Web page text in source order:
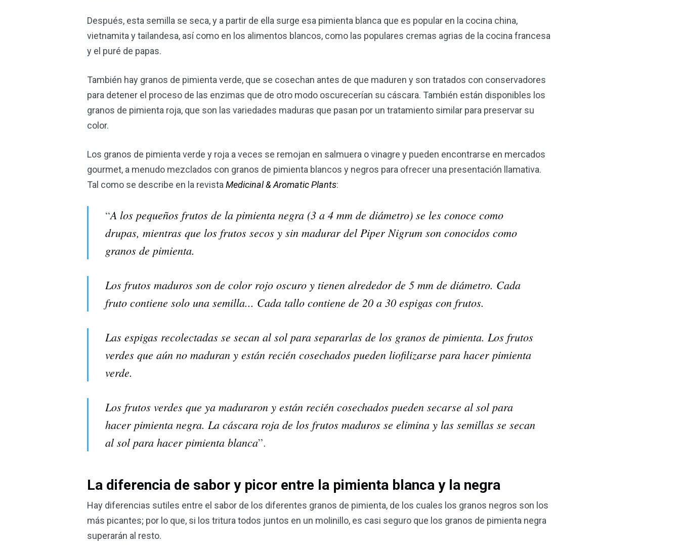
Después, esta semilla se seca, y a partir de ella surge esa pimienta blanca que es popular en la cocina china,
vietnamita y tailandesa, así como en los alimentos blancos, como las populares cremas agrias de la cocina francesa
y el puré de papas.
También hay granos de pimienta verde, que se cosechan antes de que maduren y son tratados con conservadores
para detener el proceso de las enzimas que de otro modo oscurecerían su cáscara. También están disponibles los
granos de pimienta roja, que son las variedades maduras que pasan por un tratamiento similar para preservar su
color.
Los granos de pimienta verde y roja a veces se remojan en salmuera o vinagre y pueden encontrarse en mercados
gourmet, a menudo mezclados con granos de pimienta blancos y negros para ofrecer una presentación llamativa.
Tal como se describe en la revistaMedicinal & Aromatic Plants:
“A los pequeños frutos de la pimienta negra (3 a 4 mm de diámetro) se les conoce como
drupas, mientras que los frutos secos y sin madurar del Piper Nigrum son conocidos como
granos de pimienta.
Los frutos maduros son de color rojo oscuro y tienen alrededor de 5 mm de diámetro. Cada
fruto contiene solo una semilla... Cada tallo contiene de 20 a 30 espigas con frutos.
Las espigas recolectadas se secan al sol para separarlas de los granos de pimienta. Los frutos
verdes que aún no maduran y están recién cosechados pueden liofilizarse para hacer pimienta
verde.
Los frutos verdes que ya maduraron y están recién cosechados pueden secarse al sol para
hacer pimienta negra. La cáscara roja de los frutos maduros se elimina y las semillas se secan
al sol para hacer pimienta blanca”.
La diferencia de sabor y picor entre la pimienta blanca y la negra
Hay diferencias sutiles entre el sabor de los diferentes granos de pimienta, de los cuales los granos negros son los
más picantes; por lo que, si los tritura todos juntos en un molinillo, es casi seguro que los granos de pimienta negra
superarán al resto.